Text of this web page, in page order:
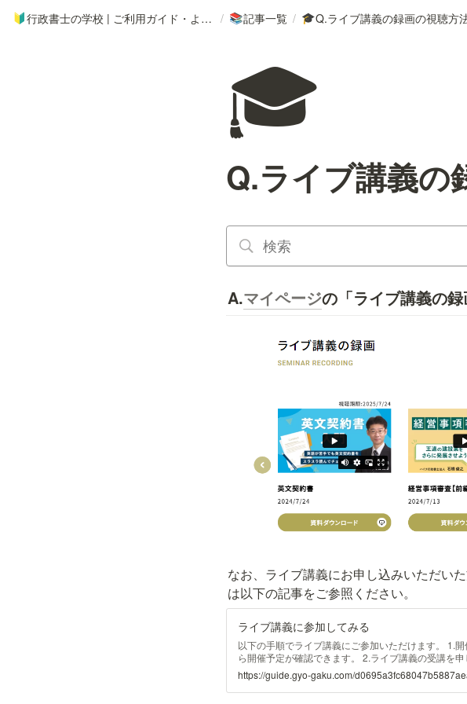
🔰 行政書士の学校 | ご利用ガイド・よくあるご質問 / 📚記事一覧 / 🎓Q.ライブ講義の録画の視聴方
🎓
Q.ライブ講義の
A.マイページの「ライブ講義の
なお、ライブ講義にお申し込みいただい
は以下の記事をご参照ください。
ライブ講義に参加してみる
以下の手順でライブ講義にご参加いただけます。 1.
ら開催予定が確認できます。 2.ライブ講義の受講を
受付中の講義ページを開きます。 講義概要を確認し
み」ボタンをクリックします。 未ログイン状態の場合
https://guide.gyo-gaku.com/